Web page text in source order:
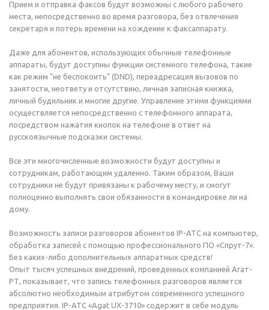
Прием и отправка факсов будут возможны с любого рабочего
места, непосредственно во время разговора, без отвлечения
секретаря и потерь времени на хождение к факсаппарату.
Даже для абонентов, использующих обычные телефонные
аппараты, будут доступны функции системного телефона, такие
как режим "не беспокоить" (DND), переадресация вызовов по
занятости, неответу и отсутствию, личная записная книжка,
личный будильник и многие другие. Управление этими функциями
осуществляется непосредственно с телефонного аппарата,
посредством нажатия кнопок на телефоне в ответ на
русскоязычные подсказки системы.
Все эти многочисленные возможности будут доступны и
сотрудникам, работающим удаленно. Таким образом, Ваши
сотрудники не будут привязаны к рабочему месту, и смогут
полноценно выполнять свои обязанности в командировке ли на
дому.
Возможность записи разговоров абонентов IP-АТС на компьютер,
обработка записей с помощью профессионального ПО «Спрут-7».
Без каких-либо дополнительных аппаратных средств!
Опыт тысяч успешных внедрений, проведенных компанией Агат-
РТ, показывает, что запись телефонных разговоров является
абсолютно необходимым атрибутом современного успешного
предприятия. IP-АТС «Agat UX-3710» содержит в себе модуль